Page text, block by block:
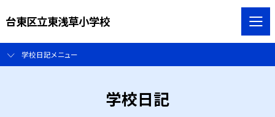
台東区立東浅草小学校
学校日記メニュー
学校日記